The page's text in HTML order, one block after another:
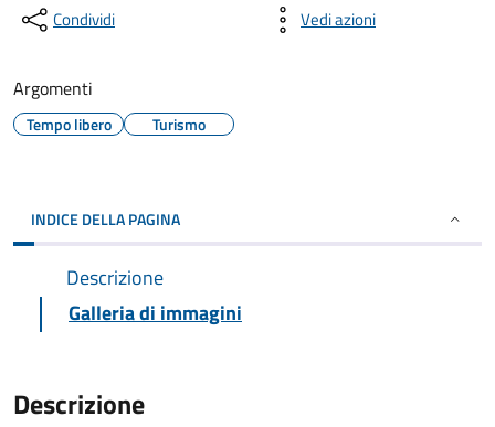
Condividi Vedi azioni
Argomenti
Tempo libero Turismo
INDICE DELLA PAGINA
Descrizione
Galleria di immagini
Descrizione